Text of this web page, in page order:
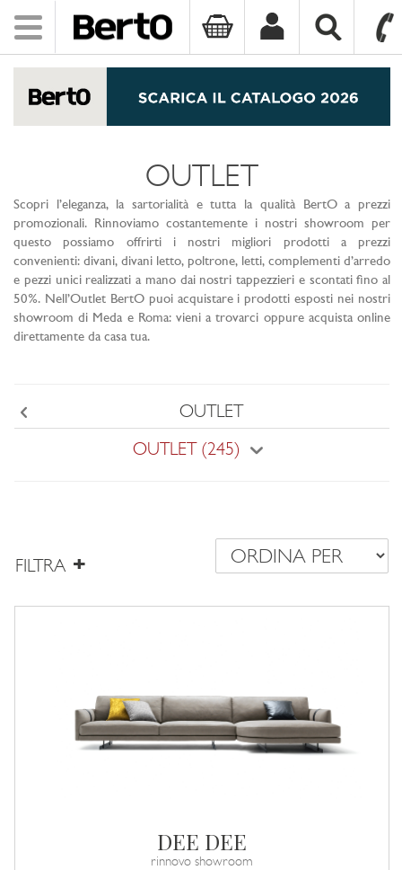
Toggle
navigation
OUTLET
Scopri l’eleganza, la sartorialità e tutta la qualità BertO a prezzi
promozionali. Rinnoviamo costantemente i nostri showroom per
questo possiamo offrirti i nostri migliori prodotti a prezzi
convenienti: divani, divani letto, poltrone, letti, complementi d’arredo
e pezzi unici realizzati a mano dai nostri tappezzieri e scontati fino al
50%. Nell’Outlet BertO puoi acquistare i prodotti esposti nei nostri
showroom di Meda e Roma: vieni a trovarci oppure acquista online
direttamente da casa tua.
OUTLET
OUTLET (245)
FILTRA
DEE DEE
rinnovo showroom